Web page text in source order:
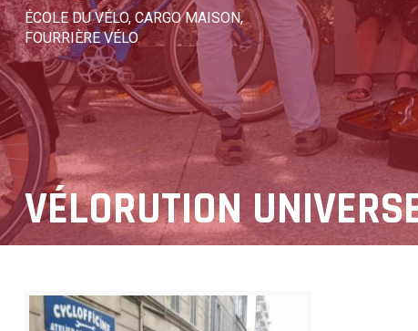
ÉCOLE DU VÉLO, CARGO MAISON,
FOURRIÈRE VÉLO
VÉLORUTION